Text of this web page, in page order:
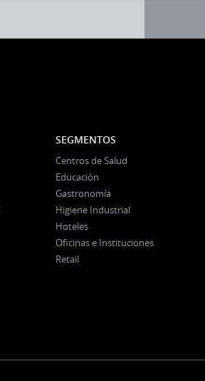
SEGMENTOS
Centros de Salud
Educación
Gastronomía
Higiene Industrial
Hoteles
Oficinas e Instituciones
Retail